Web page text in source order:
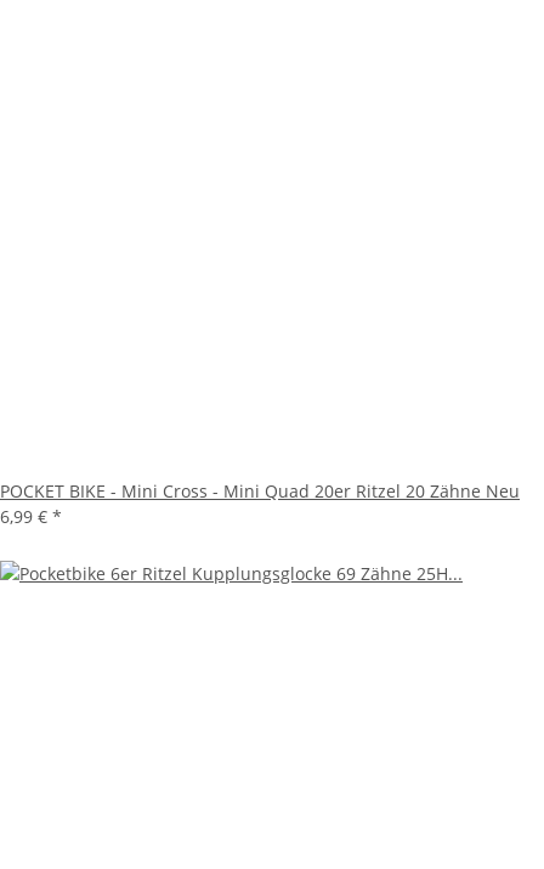
POCKET BIKE - Mini Cross - Mini Quad 20er Ritzel 20 Zähne Neu
6,99 € *